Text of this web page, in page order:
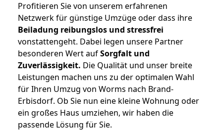
Profitieren Sie von unserem erfahrenen
Netzwerk für günstige Umzüge oder dass ihre
Beiladung reibungslos und stressfrei
vonstattengeht. Dabei legen unsere Partner
besonderen Wert aufSorgfalt und
Zuverlässigkeit. Die Qualität und unser breite
Leistungen machen uns zu der optimalen Wahl
für Ihren Umzug von Worms nach Brand-
Erbisdorf. Ob Sie nun eine kleine Wohnung oder
ein großes Haus umziehen, wir haben die
passende Lösung für Sie.